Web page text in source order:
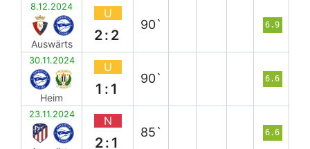
8.12.2024
Auswärts
U
2:2
90` 6.9
30.11.2024
Heim
U
1:1
90` 6.6
23.11.2024 N
2:1
85` 6.6